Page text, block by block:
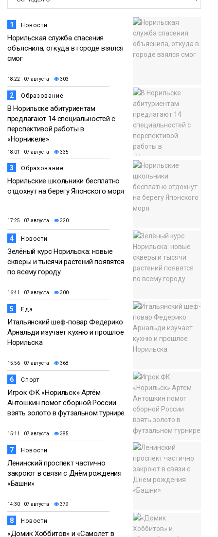
1 Новости
Норильская служба спасения
объяснила, откуда в городе взялся
смог
18:22 07 августа 303
2 Образование
В Норильске абитуриентам
предлагают 14 специальностей с
перспективой работы в
«Норникеле»
18:01 07 августа 335
3 Образование
Норильские школьники бесплатно
отдохнут на берегу Японского моря
17:25 07 августа 320
4 Новости
Зелёный курс Норильска: новые
скверы и тысячи растений появятся
по всему городу
16:41 07 августа 300
5 Еда
Итальянский шеф-повар Федерико
Арнальди изучает кухню и прошлое
Норильска
15:56 07 августа 368
6 Спорт
Игрок ФК «Норильск» Артём
Антошкин помог сборной России
взять золото в футзальном турнире
15:11 07 августа 385
7 Новости
Ленинский проспект частично
закроют в связи с Днём рождения
«Башни»
14:30 07 августа 379
8 Новости
«Домик Хоббитов» и «Самолёт в